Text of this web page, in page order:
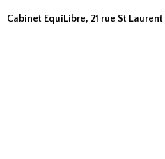
Cabinet EquiLibre, 21 rue St Laurent